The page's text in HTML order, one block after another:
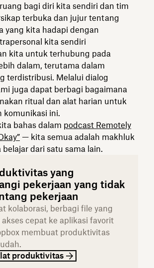
bagi diri kita sendiri dan tim
terbuka dan jujur tentang
yang kita hadapi dengan
kita sendiri
kita untuk terhubung pada
dalam, terutama dalam
terdistribusi. Melalui dialog
juga dapat berbagi bagaimana
ritual dan alat harian untuk
komunikasi ini.
bahas dalam podcast Remotely
— kita semua adalah makhluk
dari satu sama lain.
yang
pekerjaan yang tidak
pekerjaan
kolaborasi, berbagi file yang
cepat ke aplikasi favorit
membuat produktivitas
produktivitas